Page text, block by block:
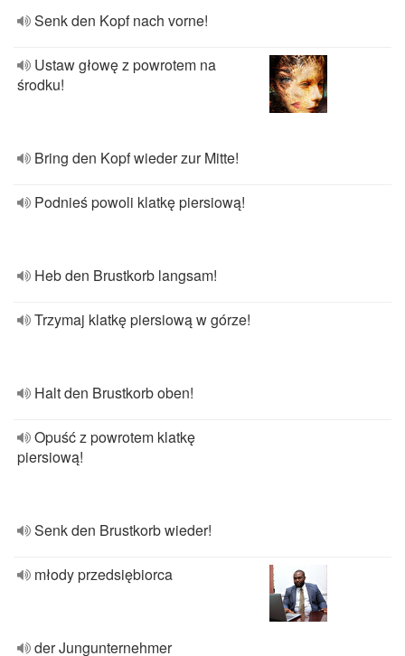
Senk den Kopf nach vorne!
Ustaw głowę z powrotem na
środku!
Bring den Kopf wieder zur Mitte!
Podnieś powoli klatkę piersiową!
Heb den Brustkorb langsam!
Trzymaj klatkę piersiową w górze!
Halt den Brustkorb oben!
Opuść z powrotem klatkę
piersiową!
Senk den Brustkorb wieder!
młody przedsiębiorca
der Jungunternehmer